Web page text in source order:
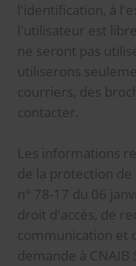
l'identification, à
l'utilisateur est
ne seront pas
utiliserons
courriers, des
contacter.
Les informations
de la protection
n° 78-17 du 06
droit d'accès, de
communication et
demande à CNAIB